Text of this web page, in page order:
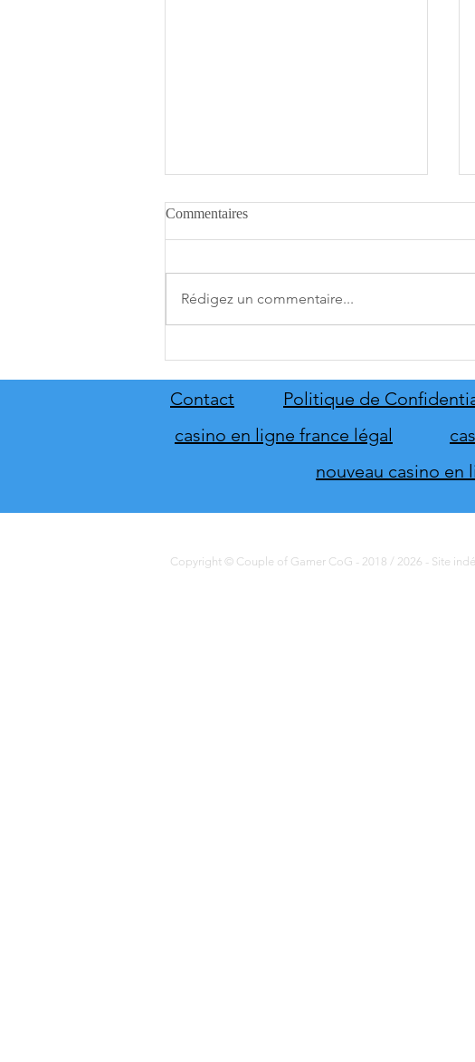
du direct de THQ Nordic
Commentaires
Rédigez un commentaire...
Contact Politique de
casino en ligne france légal
nouveau casino en
Copyright © Couple of Gamer CoG - 2018 / 2026 - Site